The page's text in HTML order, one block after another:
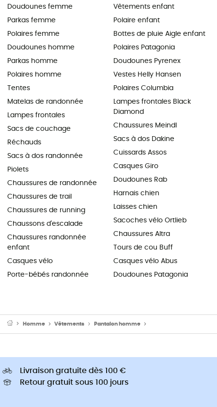
Doudounes femme
Parkas femme
Polaires femme
Doudounes homme
Parkas homme
Polaires homme
Tentes
Matelas de randonnée
Lampes frontales
Sacs de couchage
Réchauds
Sacs à dos randonnée
Piolets
Chaussures de randonnée
Chaussures de trail
Chaussures de running
Chaussons d'escalade
Chaussures randonnée
enfant
Casques vélo
Porte-bébés randonnée
Vêtements enfant
Polaire enfant
Bottes de pluie Aigle enfant
Polaires Patagonia
Doudounes Pyrenex
Vestes Helly Hansen
Polaires Columbia
Lampes frontales Black
Diamond
Chaussures Meindl
Sacs à dos Dakine
Cuissards Assos
Casques Giro
Doudounes Rab
Harnais chien
Laisses chien
Sacoches vélo Ortlieb
Chaussures Altra
Tours de cou Buff
Casques vélo Abus
Doudounes Patagonia
Homme Vêtements Pantalon homme
Livraison gratuite dès 100 €
Retour gratuit sous 100 jours